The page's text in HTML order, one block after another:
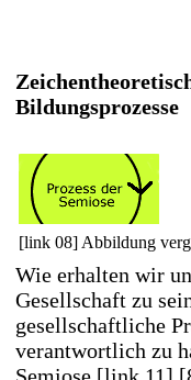
Bildungsprozesse
[link 08] Abbildung
Wie erhalten wir
Gesellschaft zu
gesellschaftliche
verantwortlich zu